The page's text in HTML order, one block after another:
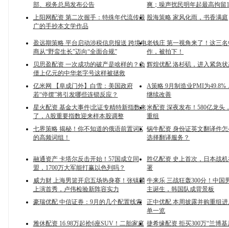
部、税务总局发布公告
爽；噪声扰民明年起最高拘留
上阳网配资 第二次握手：特殊年代流传最
广的手抄本文学作品
股海策略 家风化雨，书香满庭
盈远期策略 平台启动涉税信息报送 跨境电
商从“野蛮生长”迈向“全面合规”
老钱庄 第一视角来了！这三
作，被拍下！
贝思盈配资 一次成功的破产是啥样的？负
债上亿元的中华老字号这样被拯救
辉煌优配 洛杉矶，进入紧急
亿米网 【阜成门外】白雪：美国政府
若“停摆”将引发哪些连锁反应？
A策略 9月制造业PMI为49.8%
继续改善
星火配资 基金大事件|北证专精特新指数来
了，A股重要指数迎来样本股调整
米配资 深夜发布！580亿龙头
重组
七界策略 揭秘！你不知道的俄语前置词К
的高频词组！
锅牛配资 身份证英文翻译件
选择翻译服务？
融通资产 卡塔尔反击开始！57国成立同
盟，1700万大军能打赢以色列吗？
胜亿配资 史上首次，日本战
署
威力财 上海男篮开启五场热身赛！张镇麟
上演首秀，卢伟检验新阵容实力
牛来乐 三战狂轰300分！中国
主诞生，韩国队成背景板
豪瑞优配 中信证券：9月的几个配置线索
正中优配 本周披露并购重组
单一览
雅休配资 16.98万起抢6座SUV！二胎家庭 捷希缘配资 拒买300万“兰博